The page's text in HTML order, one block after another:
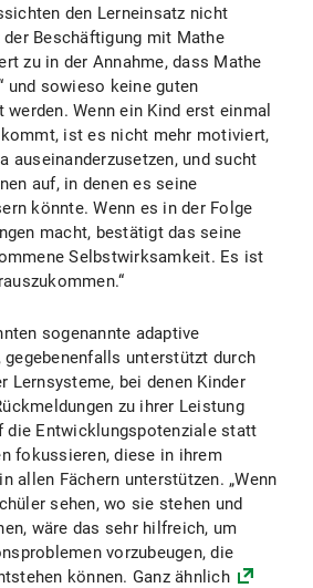
den Lerneinsatz nicht
der Beschäftigung mit Mathe
zu in der Annahme, dass Mathe
und sowieso keine guten
Wenn ein Kind erst einmal
ist es nicht mehr motiviert,
auseinanderzusetzen, und sucht
auf, in denen es seine
könnte. Wenn es in der Folge
macht, bestätigt das seine
Selbstwirksamkeit. Es ist
sogenannte adaptive
unterstützt durch
Lernsysteme, bei denen Kinder
zu ihrer Leistung
die Entwicklungspotenziale statt
fokussieren, diese in ihrem
allen Fächern unterstützen. „Wenn
sehen, wo sie stehen und
wäre das sehr hilfreich, um
vorzubeugen, die
können. Ganz ähnlich